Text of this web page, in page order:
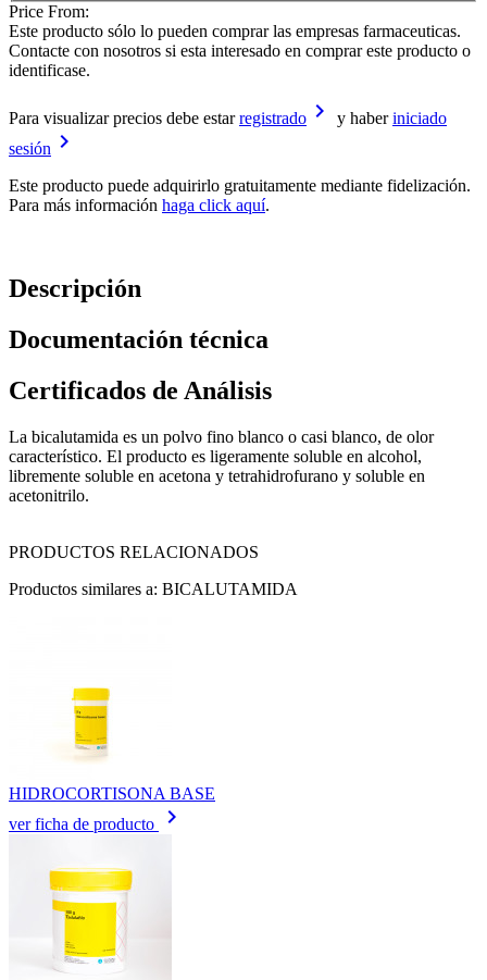
Price From:
Este producto sólo lo pueden comprar las empresas farmaceuticas.
Contacte con nosotros si esta interesado en comprar este producto o
identificase.
Para visualizar precios debe estarregistrado keyboard_arrow_right y haberiniciado
sesión keyboard_arrow_right
Este producto puede adquirirlo gratuitamente mediante fidelización.
Para más información haga click aquí.
Descripción
Documentación técnica
Certificados de Análisis
La bicalutamida es un polvo fino blanco o casi blanco, de olor
característico. El producto es ligeramente soluble en alcohol,
libremente soluble en acetona y tetrahidrofurano y soluble en
acetonitrilo.
PRODUCTOS RELACIONADOS
Productos similares a: BICALUTAMIDA
HIDROCORTISONA BASE
ver ficha de producto
keyboard_arrow_right